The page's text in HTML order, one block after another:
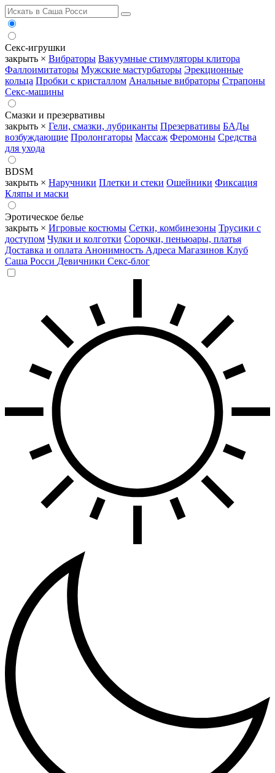
Секс-игрушки
закрыть × Вибраторы Вакуумные стимуляторы клитора
Фаллоимитаторы Мужские мастурбаторы Эрекционные
кольца Пробки с кристаллом Анальные вибраторы Страпоны
Секс-машины
Смазки и презервативы
закрыть × Гели, смазки, лубриканты Презервативы БАДы
возбуждающие Пролонгаторы Массаж Феромоны Средства
для ухода
BDSM
закрыть × Наручники Плетки и стеки Ошейники Фиксация
Кляпы и маски
Эротическое белье
закрыть × Игровые костюмы Сетки, комбинезоны Трусики с
доступом Чулки и колготки Сорочки, пеньюары, платья
Доставка и оплата Анонимность Адреса Магазинов Клуб
Саша Росси Девичники Секс-блог